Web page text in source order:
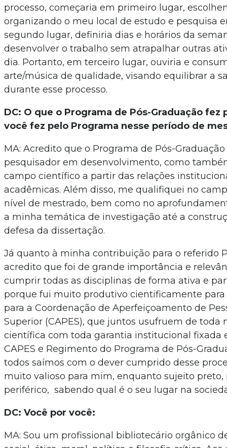
processo, começaria em primeiro lugar,
organizando o meu local de estudo e pesquisa
segundo lugar, definiria dias e horários da
desenvolver o trabalho sem atrapalhar outras
dia. Portanto, em terceiro lugar, ouviria e
arte/música de qualidade, visando equilibrar a
durante esse processo.
DC: O que o Programa de Pós-Graduação fez
você fez pelo Programa nesse período de
MA: Acredito que o Programa de Pós-
pesquisador em desenvolvimento, como
campo científico a partir das relações
acadêmicas. Além disso, me qualifiquei no
nível de mestrado, bem como no
a minha temática de investigação até a
defesa da dissertação.
Já quanto à minha contribuição para o referido
acredito que foi de grande importância e
cumprir todas as disciplinas de forma ativa e
porque fui muito produtivo cientificamente para
para a Coordenação de Aperfeiçoamento de
Superior (CAPES), que juntos usufruem de toda
científica com toda garantia institucional fixada
CAPES e Regimento do Programa de Pós-
todos saímos com o dever cumprido desse
muito valioso para mim, enquanto sujeito preto,
periférico, sabendo qual é o seu lugar na
DC: Você por você:
MA: Sou um profissional bibliotecário orgânico